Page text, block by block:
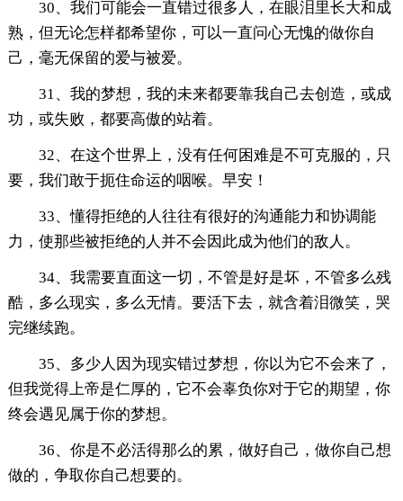
30、我们可能会一直错过很多人，在眼泪里长大和成
熟，但无论怎样都希望你，可以一直问心无愧的做你自
己，毫无保留的爱与被爱。
31、我的梦想，我的未来都要靠我自己去创造，或成
功，或失败，都要高傲的站着。
32、在这个世界上，没有任何困难是不可克服的，只
要，我们敢于扼住命运的咽喉。早安！
33、懂得拒绝的人往往有很好的沟通能力和协调能
力，使那些被拒绝的人并不会因此成为他们的敌人。
34、我需要直面这一切，不管是好是坏，不管多么残
酷，多么现实，多么无情。要活下去，就含着泪微笑，哭
完继续跑。
35、多少人因为现实错过梦想，你以为它不会来了，
但我觉得上帝是仁厚的，它不会辜负你对于它的期望，你
终会遇见属于你的梦想。
36、你是不必活得那么的累，做好自己，做你自己想
做的，争取你自己想要的。